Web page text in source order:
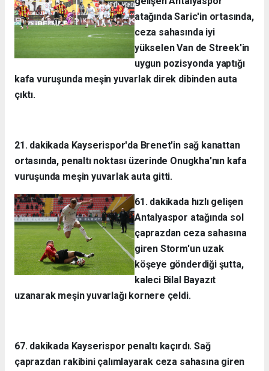
atağında Saric'in ortasında,
ceza sahasında iyi
yükselen Van de Streek'in
uygun pozisyonda yaptığı
kafa vuruşunda meşin yuvarlak direk dibinden auta
çıktı.
21. dakikada Kayserispor'da Brenet'in sağ kanattan
ortasında, penaltı noktası üzerinde Onugkha'nın kafa
vuruşunda meşin yuvarlak auta gitti.
61. dakikada hızlı gelişen
Antalyaspor atağında sol
çaprazdan ceza sahasına
giren Storm'un uzak
köşeye gönderdiği şutta,
kaleci Bilal Bayazıt
uzanarak meşin yuvarlağı kornere çeldi.
67. dakikada Kayserispor penaltı kaçırdı. Sağ
çaprazdan rakibini çalımlayarak ceza sahasına giren